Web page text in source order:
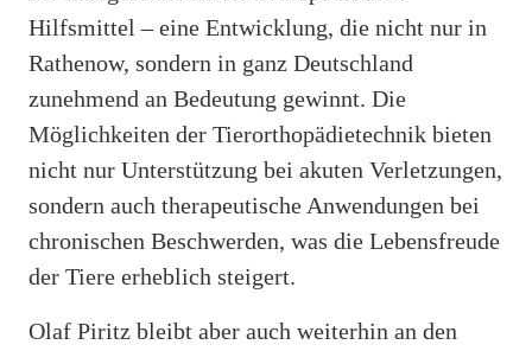
Hilfsmittel – eine Entwicklung, die nicht nur in
Rathenow, sondern in ganz Deutschland
zunehmend an Bedeutung gewinnt. Die
Möglichkeiten der Tierorthopädietechnik bieten
nicht nur Unterstützung bei akuten Verletzungen,
sondern auch therapeutische Anwendungen bei
chronischen Beschwerden, was die Lebensfreude
der Tiere erheblich steigert.
Olaf Piritz bleibt aber auch weiterhin an den